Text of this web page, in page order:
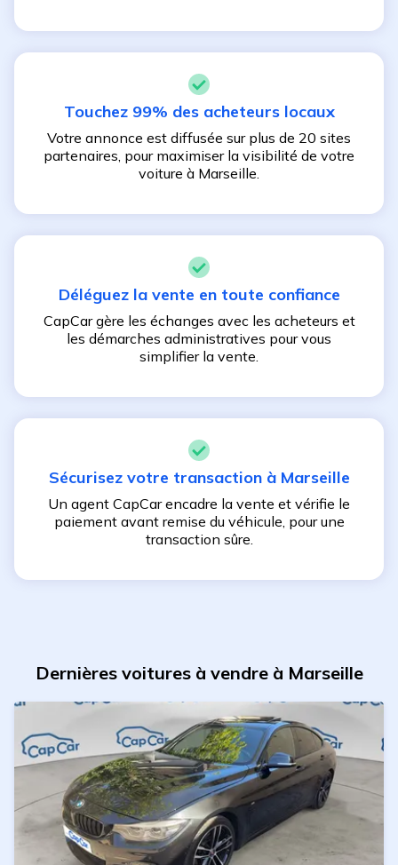
Touchez 99% des acheteurs locaux
Votre annonce est diffusée sur plus de 20 sites
partenaires, pour maximiser la visibilité de votre
voiture à Marseille.
Déléguez la vente en toute confiance
CapCar gère les échanges avec les acheteurs et
les démarches administratives pour vous
simplifier la vente.
Sécurisez votre transaction à Marseille
Un agent CapCar encadre la vente et vérifie le
paiement avant remise du véhicule, pour une
transaction sûre.
Dernières voitures à vendre à Marseille